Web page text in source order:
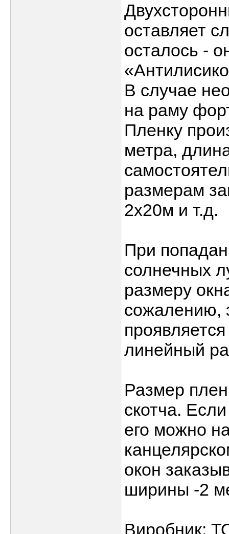
оставляет
осталось -
В случае
на раму
Пленку
метра,
размерам
2х20м и т.д.
При
солнечных
размеру
сожалению,
линейный
Размер
скотча.
его можно
окон
ширины -2
Виробник: